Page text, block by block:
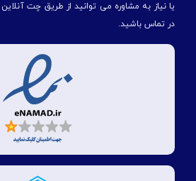
یا نیاز به مشاوره می توانید از طریق چت
در تماس باشید.